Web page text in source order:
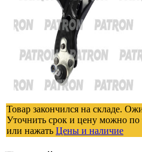
Товар закончился на складе.
Уточнить срок и цену можно по
или нажать Цены и наличие